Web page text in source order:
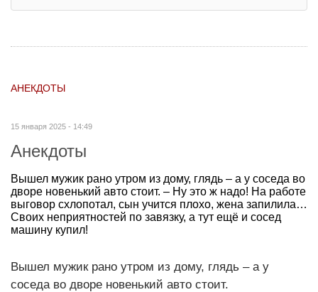
АНЕКДОТЫ
15 января 2025 - 14:49
Анекдоты
Вышел мужик рано утром из дому, глядь – а у соседа во
дворе новенький авто стоит. – Ну это ж надо! На работе
выговор схлопотал, сын учится плохо, жена запилила…
Своих неприятностей по завязку, а тут ещё и сосед
машину купил!
Вышел мужик рано утром из дому, глядь – а у
соседа во дворе новенький авто стоит.